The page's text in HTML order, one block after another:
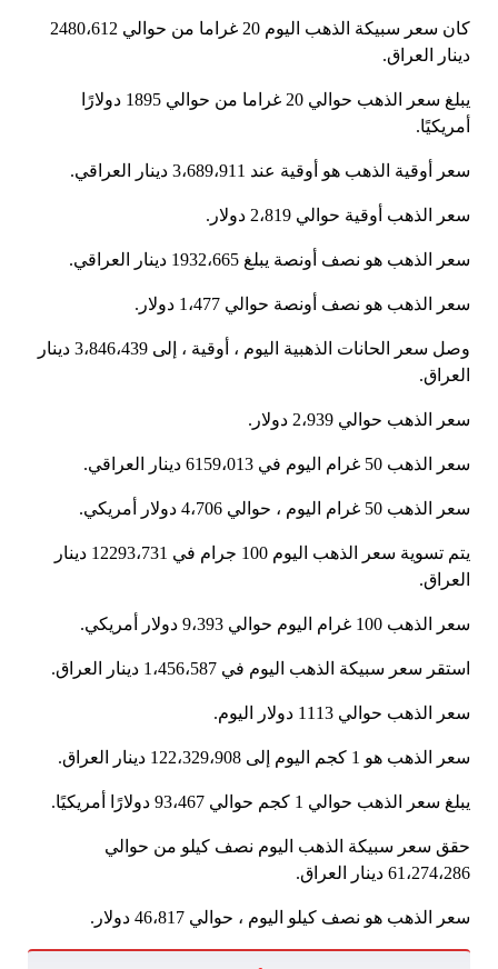
كان سعر سبيكة الذهب اليوم 20 غراما من حوالي 2480،612
دينار العراق.
يبلغ سعر الذهب حوالي 20 غراما من حوالي 1895 دولارًا
أمريكيًا.
سعر أوقية الذهب هو أوقية عند 3،689،911 دينار العراقي.
سعر الذهب أوقية حوالي 2،819 دولار.
سعر الذهب هو نصف أونصة يبلغ 1932،665 دينار العراقي.
سعر الذهب هو نصف أونصة حوالي 1،477 دولار.
وصل سعر الحانات الذهبية اليوم ، أوقية ، إلى 3،846،439 دينار
العراق.
سعر الذهب حوالي 2،939 دولار.
سعر الذهب 50 غرام اليوم في 6159،013 دينار العراقي.
سعر الذهب 50 غرام اليوم ، حوالي 4،706 دولار أمريكي.
يتم تسوية سعر الذهب اليوم 100 جرام في 12293،731 دينار
العراق.
سعر الذهب 100 غرام اليوم حوالي 9،393 دولار أمريكي.
استقر سعر سبيكة الذهب اليوم في 1،456،587 دينار العراق.
سعر الذهب حوالي 1113 دولار اليوم.
سعر الذهب هو 1 كجم اليوم إلى 122،329،908 دينار العراق.
يبلغ سعر الذهب حوالي 1 كجم حوالي 93،467 دولارًا أمريكيًا.
حقق سعر سبيكة الذهب اليوم نصف كيلو من حوالي
61،274،286 دينار العراق.
سعر الذهب هو نصف كيلو اليوم ، حوالي 46،817 دولار.